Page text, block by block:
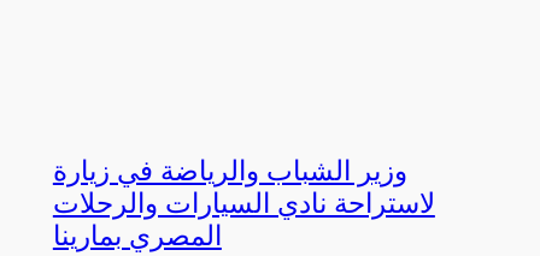
وزير الشباب والرياضة في زيارة
لاستراحة نادي السيارات والرحلات
المصري بمارينا